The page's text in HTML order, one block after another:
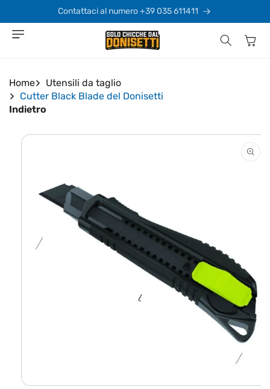
direttamente
ai contenuti
Contattaci al numero +39 035 611411
Carrello
Home
Utensili da taglio
Cutter Black Blade del Donisetti
Indietro
Passa alle
informazioni